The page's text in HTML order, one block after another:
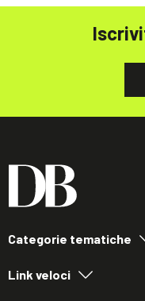
Categorie tematiche
Link veloci